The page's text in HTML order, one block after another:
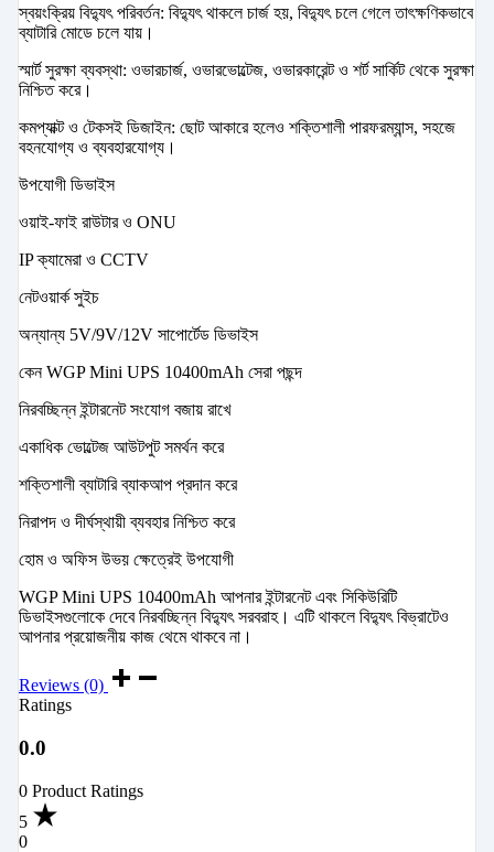
স্বয়ংক্রিয় বিদ্যুৎ পরিবর্তন: বিদ্যুৎ থাকলে চার্জ হয়, বিদ্যুৎ চলে গেলে তাৎক্ষণিকভাবে
ব্যাটারি মোডে চলে যায়।
স্মার্ট সুরক্ষা ব্যবস্থা: ওভারচার্জ, ওভারভোল্টেজ, ওভারকারেন্ট ও শর্ট সার্কিট থেকে সুরক্ষা
নিশ্চিত করে।
কমপ্যাক্ট ও টেকসই ডিজাইন: ছোট আকারে হলেও শক্তিশালী পারফরম্যান্স, সহজে
বহনযোগ্য ও ব্যবহারযোগ্য।
উপযোগী ডিভাইস
ওয়াই-ফাই রাউটার ও ONU
IP ক্যামেরা ও CCTV
নেটওয়ার্ক সুইচ
অন্যান্য 5V/9V/12V সাপোর্টেড ডিভাইস
কেন WGP Mini UPS 10400mAh সেরা পছন্দ
নিরবচ্ছিন্ন ইন্টারনেট সংযোগ বজায় রাখে
একাধিক ভোল্টেজ আউটপুট সমর্থন করে
শক্তিশালী ব্যাটারি ব্যাকআপ প্রদান করে
নিরাপদ ও দীর্ঘস্থায়ী ব্যবহার নিশ্চিত করে
হোম ও অফিস উভয় ক্ষেত্রেই উপযোগী
WGP Mini UPS 10400mAh আপনার ইন্টারনেট এবং সিকিউরিটি
ডিভাইসগুলোকে দেবে নিরবচ্ছিন্ন বিদ্যুৎ সরবরাহ। এটি থাকলে বিদ্যুৎ বিভ্রাটেও
আপনার প্রয়োজনীয় কাজ থেমে থাকবে না।
Reviews (0)
Ratings
0.0
0 Product Ratings
5
0